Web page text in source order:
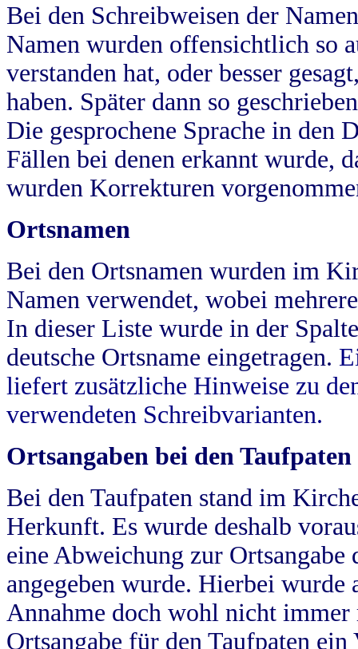
Bei den Schreibweisen der
Namen wurden offensichtlich so
verstanden hat, oder besser
haben. Später dann so
Die gesprochene Sprache in
Fällen bei denen erkannt wurde,
wurden Korrekturen
Ortsnamen
Bei den Ortsnamen wurden im
Namen verwendet, wobei
In dieser Liste wurde in der
deutsche Ortsname eingetragen.
liefert zusätzliche Hinweise zu
verwendeten Schreibvarianten.
Ortsangaben bei den Taufpaten
Bei den Taufpaten stand im
Herkunft. Es wurde deshalb
eine Abweichung zur
angegeben wurde. Hierbei wurde
Annahme doch wohl nicht
Ortsangabe für den Taufpaten